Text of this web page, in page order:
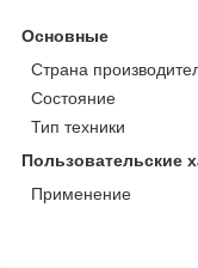
Основные
Страна
Состояние
Тип техники
Пользовательские
Применение